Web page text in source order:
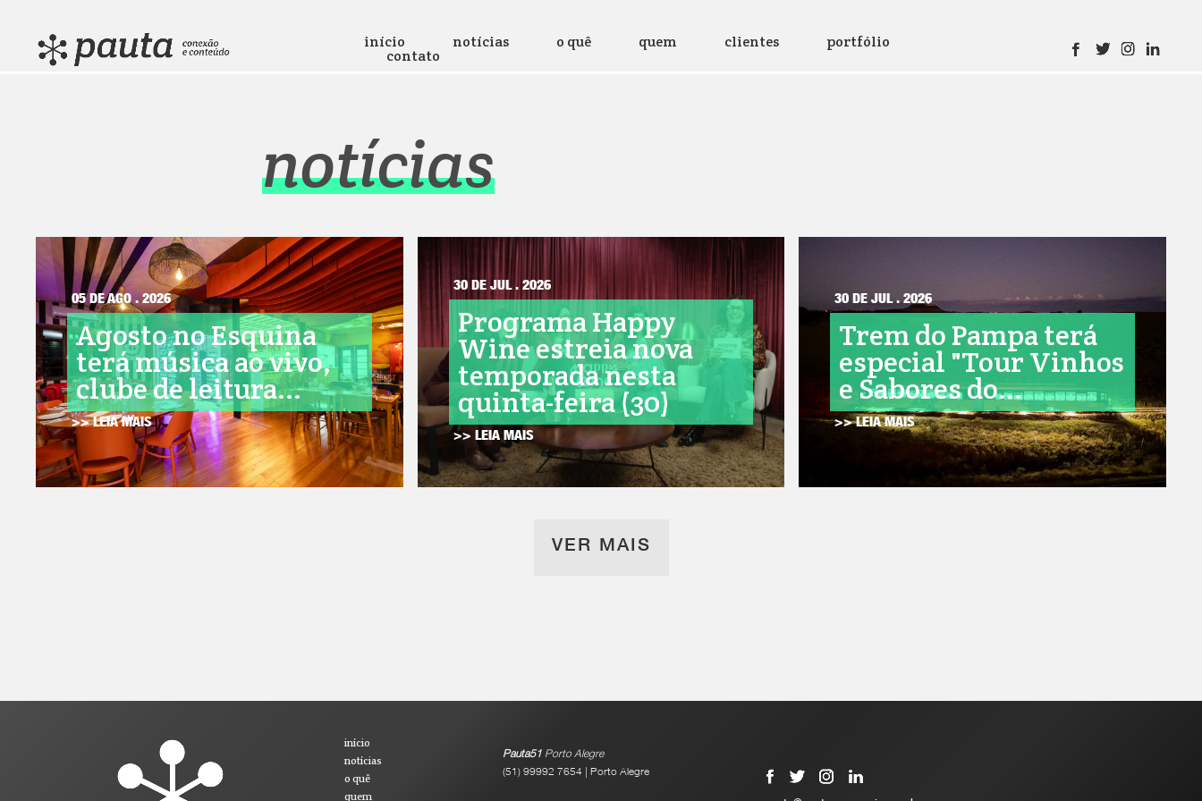
início notícias o quê quem clientes portfólio
contato
notícias
05 DE AGO . 2026
Agosto no Esquina
terá música ao vivo,
clube de leitura...
>> LEIA MAIS
30 DE JUL . 2026
Programa Happy
Wine estreia nova
temporada nesta
quinta-feira (30)
>> LEIA MAIS
30 DE JUL . 2026
Trem do Pampa terá
especial "Tour Vinhos
e Sabores do...
>> LEIA MAIS
VER MAIS
início
notícias
o quê
quem
Pauta51Porto Alegre
(51) 99992 7654 | Porto Alegre